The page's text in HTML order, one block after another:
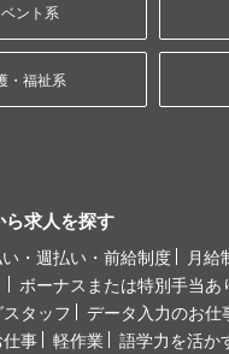
ント系
・福祉系
ら求人を探す
・週払い・前給制度 月給
ボーナスまたは特別手当あ
タッフ
データ入力のお仕
事
軽作業 語学力を活か